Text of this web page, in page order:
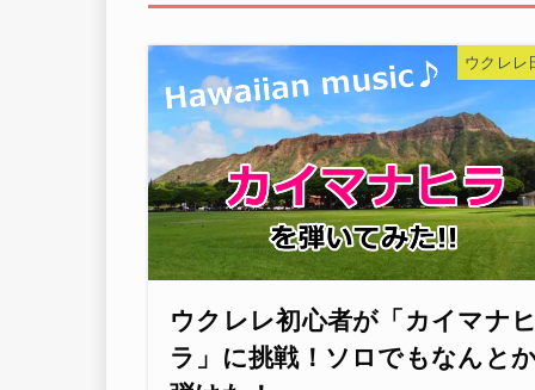
ウクレレ
ウクレレ初心者が「カイマナ
ラ」に挑戦！ソロでもなんと